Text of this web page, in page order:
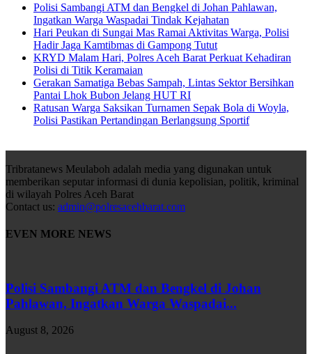
Polisi Sambangi ATM dan Bengkel di Johan Pahlawan,
Ingatkan Warga Waspadai Tindak Kejahatan
Hari Peukan di Sungai Mas Ramai Aktivitas Warga, Polisi
Hadir Jaga Kamtibmas di Gampong Tutut
KRYD Malam Hari, Polres Aceh Barat Perkuat Kehadiran
Polisi di Titik Keramaian
Gerakan Samatiga Bebas Sampah, Lintas Sektor Bersihkan
Pantai Lhok Bubon Jelang HUT RI
Ratusan Warga Saksikan Turnamen Sepak Bola di Woyla,
Polisi Pastikan Pertandingan Berlangsung Sportif
Tribratanews Meulaboh adalah media yang digunakan untuk
memberikan seputar informasi di dunia kepolisian, politik, kriminal
di wilayah Polres Aceh Barat
Contact us: admin@polresacehbarat.com
EVEN MORE NEWS
Polisi Sambangi ATM dan Bengkel di Johan
Pahlawan, Ingatkan Warga Waspadai...
August 8, 2026